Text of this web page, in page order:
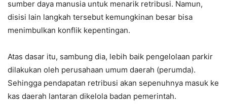
sumber daya manusia untuk menarik retribusi. Namun,
disisi lain langkah tersebut kemungkinan besar bisa
menimbulkan konflik kepentingan.
Atas dasar itu, sambung dia, lebih baik pengelolaan parkir
dilakukan oleh perusahaan umum daerah (perumda).
Sehingga pendapatan retribusi akan sepenuhnya masuk ke
kas daerah lantaran dikelola badan pemerintah.